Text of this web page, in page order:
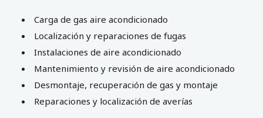
Carga de gas aire acondicionado
Localización y reparaciones de fugas
Instalaciones de aire acondicionado
Mantenimiento y revisión de aire acondicionado
Desmontaje, recuperación de gas y montaje
Reparaciones y localización de averías